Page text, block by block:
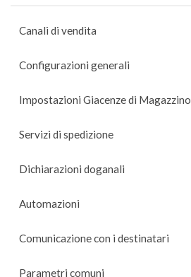
Canali di vendita
Configurazioni generali
Impostazioni Giacenze di Magazzino
Servizi di spedizione
Dichiarazioni doganali
Automazioni
Comunicazione con i destinatari
Parametri comuni